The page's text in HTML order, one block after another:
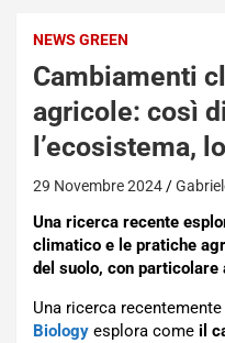
NEWS GREEN
Cambiamenti
agricole: così
l’ecosistema,
29 Novembre 2024
Una ricerca recente
climatico e le pratiche
del suolo, con
Una ricerca recentemente
Biology esplora come il